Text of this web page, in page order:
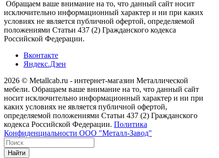
Обращаем ваше внимание на то, что данный сайт носит
исключительно информационный характер и ни при каких
условиях не является публичной офертой, определяемой
положениями Статьи 437 (2) Гражданского кодекса
Российской Федерации.
Вконтакте
Яндекс.Дзен
2026 © Metallcab.ru - интернет-магазин Металлической
мебели. Обращаем ваше внимание на то, что данный сайт
носит исключительно информационный характер и ни при
каких условиях не является публичной офертой,
определяемой положениями Статьи 437 (2) Гражданского
кодекса Российской Федерации. Политика
Конфиденциальности ООО "Металл-Завод"
Найти